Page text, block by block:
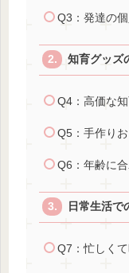
Q3：発達の
知育グッズ
Q4：高価な
Q5：手作り
Q6：年齢に
日常生活で
Q7：忙しく